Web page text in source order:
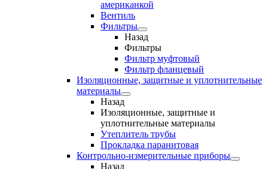
американкой
Вентиль
Фильтры
Назад
Фильтры
Фильтр муфтовый
Фильтр фланцевый
Изоляционные, защитные и уплотнительные
материалы
Назад
Изоляционные, защитные и
уплотнительные материалы
Утеплитель трубы
Прокладка паранитовая
Контрольно-измерительные приборы
Назад